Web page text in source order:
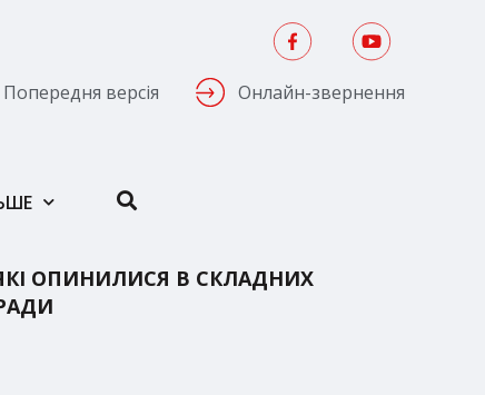
Попередня версія Онлайн-звернення
ОПИНИЛИСЯ В СКЛАДНИХ